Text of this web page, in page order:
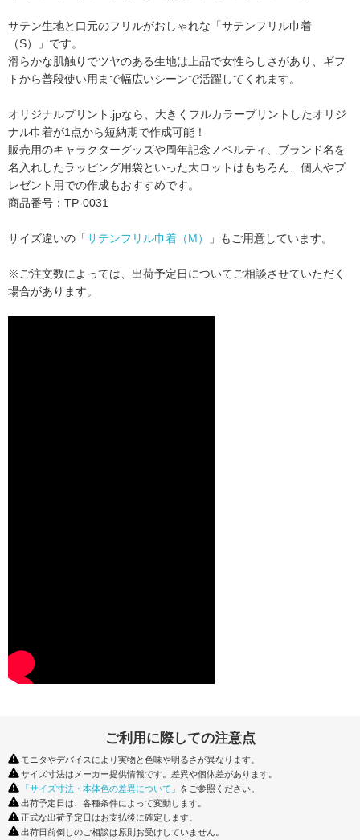
サテン生地と口元のフリルがおしゃれな「サテンフリル巾着
（S）」です。
滑らかな肌触りでツヤのある生地は上品で女性らしさがあり、 ギフ
トから普段使い用まで幅広いシーンで活躍してくれます。
オリジナルプリント.jpなら、大きくフルカラープリントしたオリジ
ナル巾着が1点から短納期で作成可能！
販売用のキャラクターグッズや周年記念ノベルティ、 ブランド名を
名入れしたラッピング用袋といった大ロットはもちろん、 個人やプ
レゼント用での作成もおすすめです。
商品番号：TP-0031
サイズ違いの「サテンフリル巾着（M） 」もご用意しています。
※ご注文数によっては、出荷予定日についてご相談させていただく
場合があります。
ご利用に際しての注意点
モニタやデバイスにより実物と色味や明るさが異なります。
サイズ寸法はメーカー提供情報です。差異や個体差があります。
「サイズ寸法・本体色の差異について」 をご参照ください。
出荷予定日は、各種条件によって変動します。
正式な出荷予定日はお支払後に確定します。
出荷日前倒しのご相談は原則お受けしていません。